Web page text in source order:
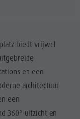
Planen &
Buchen
Lust auf
biedt vrijwel
en een
architectuur
een
360°-uitzicht en